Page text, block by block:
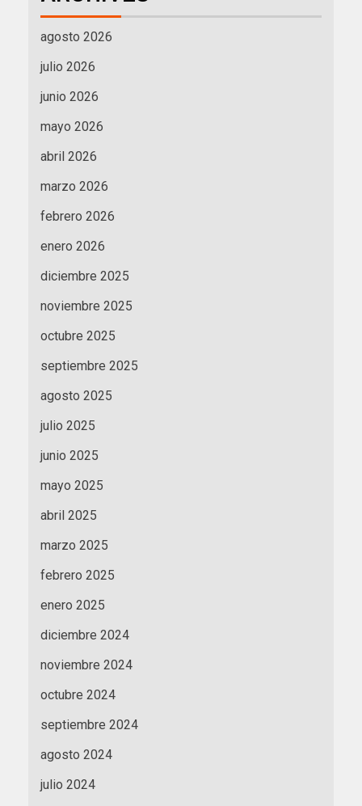
agosto 2026
julio 2026
junio 2026
mayo 2026
abril 2026
marzo 2026
febrero 2026
enero 2026
diciembre 2025
noviembre 2025
octubre 2025
septiembre 2025
agosto 2025
julio 2025
junio 2025
mayo 2025
abril 2025
marzo 2025
febrero 2025
enero 2025
diciembre 2024
noviembre 2024
octubre 2024
septiembre 2024
agosto 2024
julio 2024